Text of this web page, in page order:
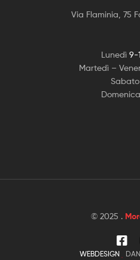
Via Flaminia, 75
Lunedì 9-
Martedì –
Sabato
Domenica
© 2025 .
WEBDESIGN